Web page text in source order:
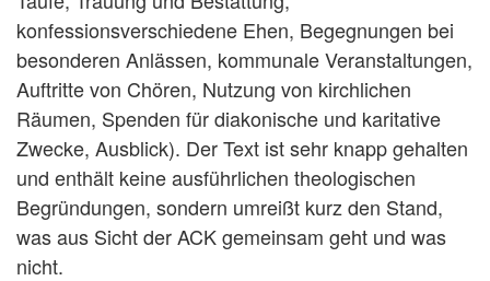
konfessionsverschiedene Ehen, Begegnungen bei
besonderen Anlässen, kommunale Veranstaltungen,
Auftritte von Chören, Nutzung von kirchlichen
Räumen, Spenden für diakonische und karitative
Zwecke, Ausblick). Der Text ist sehr knapp gehalten
und enthält keine ausführlichen theologischen
Begründungen, sondern umreißt kurz den Stand,
was aus Sicht der ACK gemeinsam geht und was
nicht.